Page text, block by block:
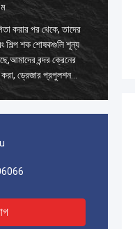
করার পর থেকে, তাদের
শিল্প শক শোষকগুলি শূন্য
বন্দর ক্রেনের
করা, ড্রেজার প্রপুলশন